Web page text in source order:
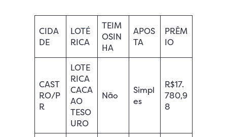
CIDA
DE
LOTÉ
RICA
TEIM
OSIN
HA
APOS
TA
PRÊM
IO
CAST
RO/P
R
LOTE
RICA
CACA
AO
TESO
URO
Não
Simpl
es
R$17.
780,9
8